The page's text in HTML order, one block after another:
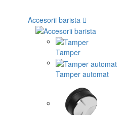
Accesorii barista
Tamper
Tamper automat